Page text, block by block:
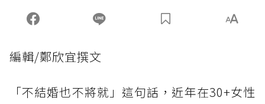
編輯/鄭欣宜撰文
「不結婚也不將就」這句話，近年在30+女性